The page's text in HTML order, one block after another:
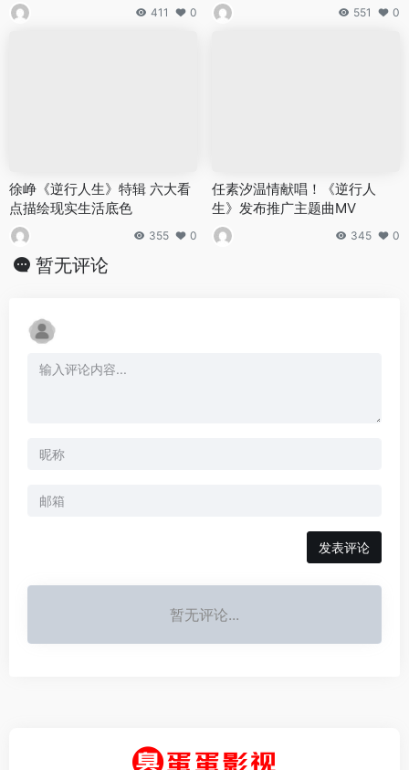
411 0 551 0
徐峥《逆行人生》特辑 六大看
点描绘现实生活底色
355 0
任素汐温情献唱！《逆行人
生》发布推广主题曲MV
345 0
暂无评论
发表评论
暂无评论...